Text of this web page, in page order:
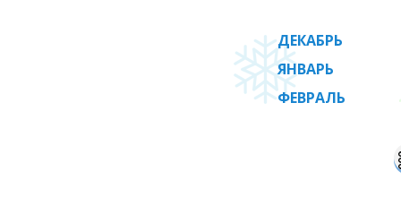
ДЕКАБРЬ
ЯНВАРЬ
ФЕВРАЛЬ